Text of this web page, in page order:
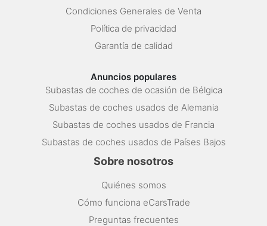
Condiciones Generales de Venta
Política de privacidad
Garantía de calidad
Anuncios populares
Subastas de coches de ocasión de Bélgica
Subastas de coches usados de Alemania
Subastas de coches usados de Francia
Subastas de coches usados de Países Bajos
Sobre nosotros
Quiénes somos
Cómo funciona eCarsTrade
Preguntas frecuentes